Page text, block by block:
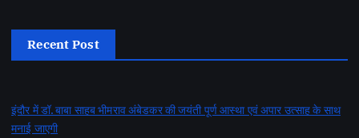
Recent Post
इंदौर में डॉ. बाबा साहब भीमराव अंबेडकर की जयंती पूर्ण आस्था एवं अपार उत्साह के साथ
मनाई जाएगी